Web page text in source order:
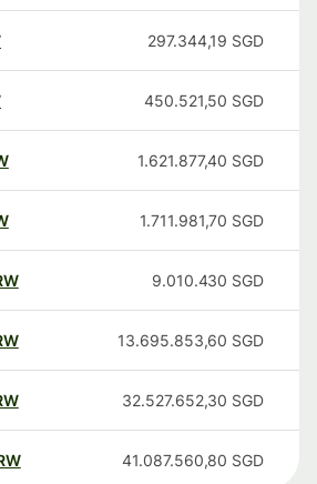
297.344,19 SGD
450.521,50 SGD
1.621.877,40 SGD
1.711.981,70 SGD
9.010.430 SGD
13.695.853,60 SGD
32.527.652,30 SGD
41.087.560,80 SGD